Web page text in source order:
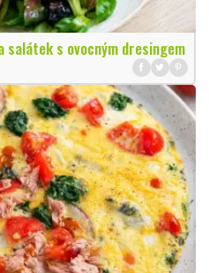
salátek s ovocným dresingem